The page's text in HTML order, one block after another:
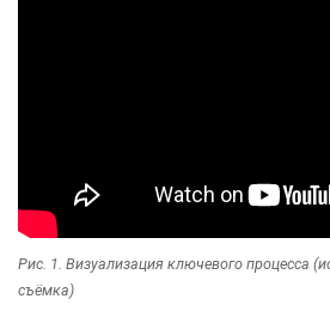
Рис. 1. Визуализация ключевого процесса
съёмка)